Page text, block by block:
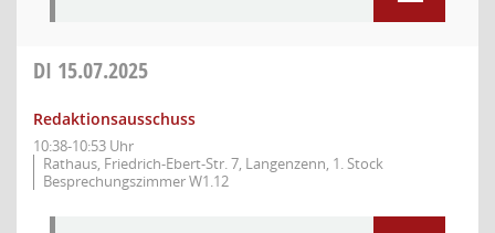
DI 15.07.2025
Redaktionsausschuss
10:38-10:53 Uhr
Rathaus, Friedrich-Ebert-Str. 7, Langenzenn, 1. Stock
Besprechungszimmer W1.12